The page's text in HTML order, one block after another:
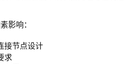
影响：
接节点设计
求